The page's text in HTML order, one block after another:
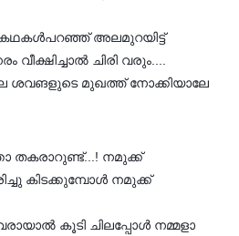
കഥകൾപറഞ്ഞ് അലമുറയിട്ട്
ചിരി വരും....
ശവങളുടെ മുഖത്ത് നോക്കിയാലേ
തകരാറുണ്ട്...! നമുക്ക്
കിടക്കുമ്പോൾ നമുക്ക്
കൂടി ചിലപ്പോൾ നമ്മളാ